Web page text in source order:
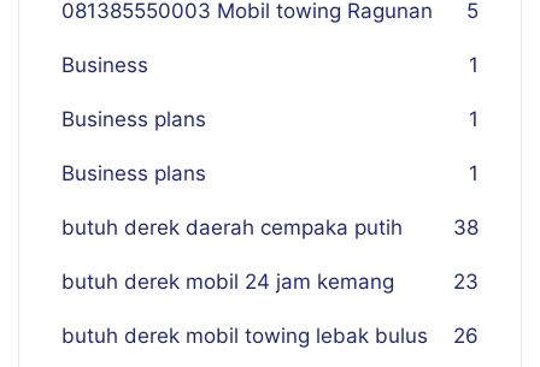
081385550003 Mobil towing Ragunan 5
Business 1
Business plans 1
Business plans 1
butuh derek daerah cempaka putih 38
butuh derek mobil 24 jam kemang 23
butuh derek mobil towing lebak bulus 26